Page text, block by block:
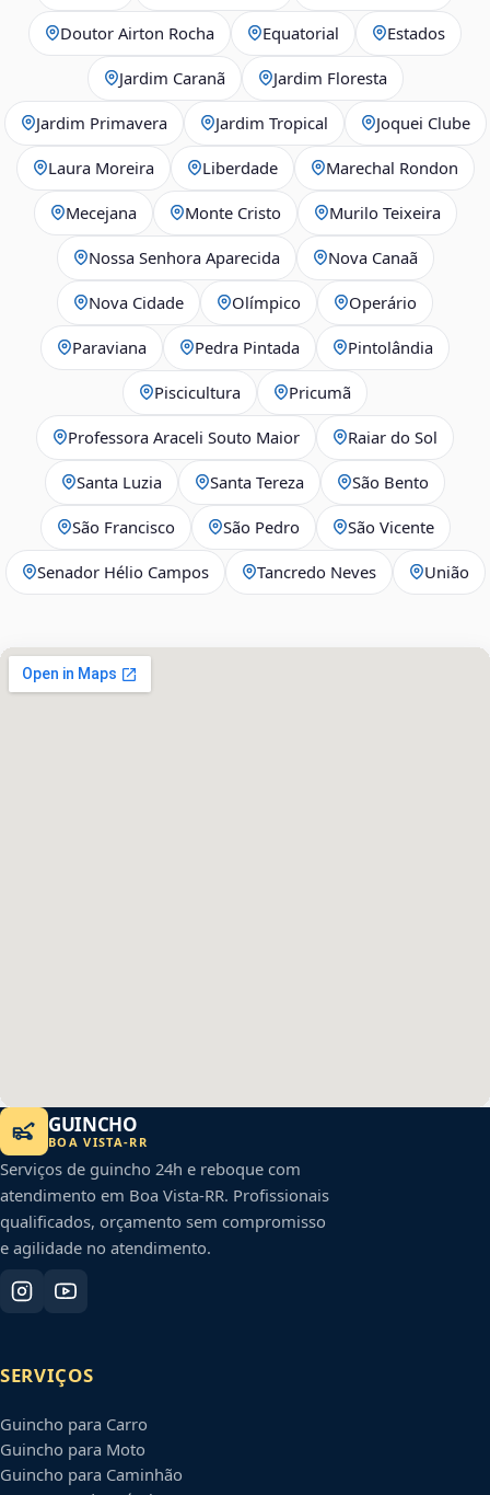
Doutor Airton Rocha Equatorial Estados
Jardim Caranã Jardim Floresta
Jardim Primavera Jardim Tropical Joquei Clube
Laura Moreira Liberdade Marechal Rondon
Mecejana Monte Cristo Murilo Teixeira
Nossa Senhora Aparecida Nova Canaã
Nova Cidade Olímpico Operário
Paraviana Pedra Pintada Pintolândia
Piscicultura Pricumã
Professora Araceli Souto Maior Raiar do Sol
Santa Luzia Santa Tereza São Bento
São Francisco São Pedro São Vicente
Senador Hélio Campos Tancredo Neves União
GUINCHO
BOA VISTA-RR
Serviços de guincho 24h e reboque com
atendimento em Boa Vista-RR. Profissionais
qualificados, orçamento sem compromisso
e agilidade no atendimento.
SERVIÇOS
Guincho para Carro
Guincho para Moto
Guincho para Caminhão